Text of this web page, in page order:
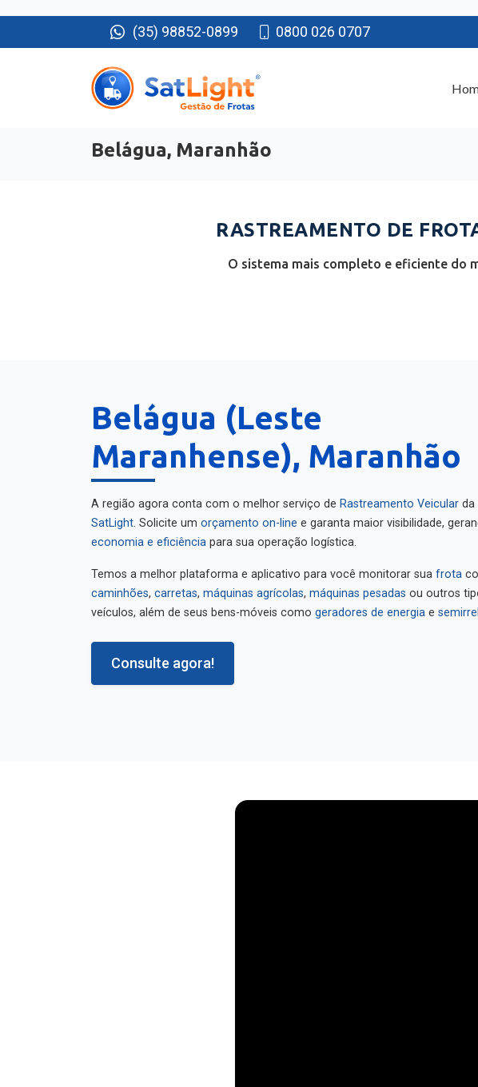
(35) 98852-0899 0800 026 0707
Belágua, Maranhão
RASTREAMENTO DE
O sistema mais completo e eficiente do
Belágua (Leste
Maranhense), Maranhão
A região agora conta com o melhor serviço de Rastreamento Veicular
da
SatLight
. Solicite um orçamento on-line
e garanta maior visibilidade,
economia e eficiência
para sua operação logística.
Temos a melhor plataforma e aplicativo para você monitorar sua frota
caminhões
máquinas agrícolas máquinas pesadas
ou outros
veículos, além de seus bens-móveis como
geradores de energia
Consulte agora!